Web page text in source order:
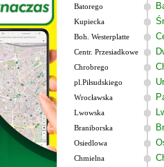
Batorego
Kupiecka
Boh. Westerplatte
Centr. Przesiadkowe
Chrobrego
pl.Piłsudskiego
Wrocławska
Lwowska
Braniborska
Osiedlowa
Chmielna